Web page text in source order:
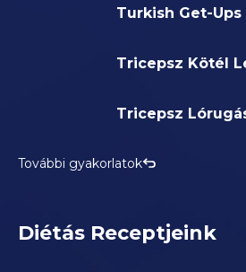
Turkish Get-Ups
Tricepsz Kötél
Tricepsz
További gyakorlatok
Diétás Receptjeink